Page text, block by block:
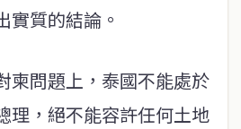
實質的結論。
柬問題上，泰國不能處於
理，絕不能容許任何土地